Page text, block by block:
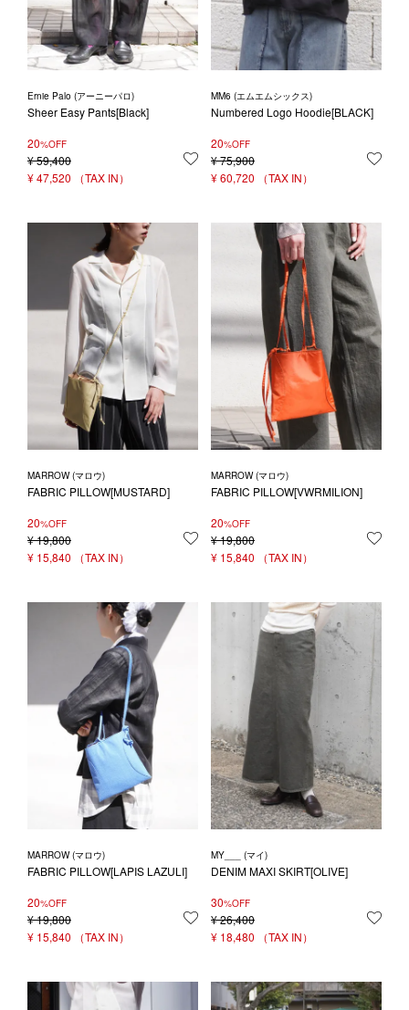
Ernie Palo (アーニーパロ)
Sheer Easy Pants[Black]
20%OFF
¥59,400
¥47,520
お気に入りに登録する
MM6 (エムエムシックス)
Numbered Logo Hoodie[BLACK]
20%OFF
¥75,900
¥60,720
MARROW (マロウ)
FABRIC PILLOW[MUSTARD]
20%OFF
¥19,800
¥ 15,840
お気に入りに登録する
MARROW (マロウ)
FABRIC PILLOW[VWRMILION]
20%OFF
¥19,800
¥ 15,840
MARROW (マロウ)
FABRIC PILLOW[LAPIS LAZULI]
20%OFF
¥19,800
¥ 15,840
お気に入りに登録する
MY___ (マイ)
DENIM MAXI SKIRT[OLIVE]
30%OFF
¥26,400
¥ 18,480